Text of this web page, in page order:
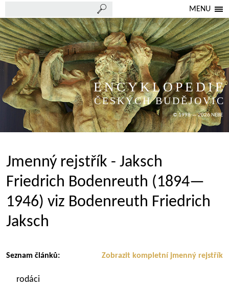
MENU
ENCYKLOPEDIE
ČESKÝCH BUDĚJOVIC
© 1998 — 2026 NEBE
Jmenný rejstřík - Jaksch
Friedrich Bodenreuth (1894—
1946) viz Bodenreuth Friedrich
Jaksch
Zobrazit kompletní jmenný rejstřík
Seznam článků:
rodáci